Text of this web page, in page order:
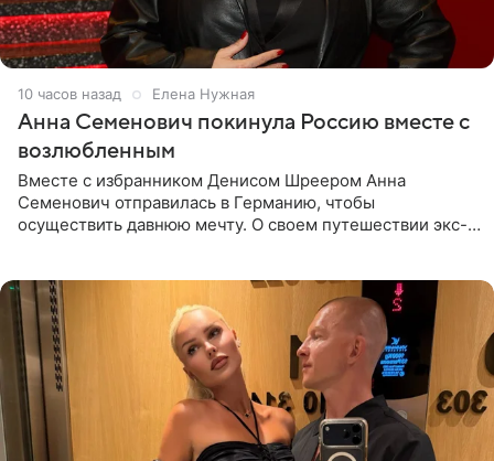
10 часов назад Елена Нужная
Анна Семенович покинула Россию вместе с
возлюбленным
Вместе с избранником Денисом Шреером Анна
Семенович отправилась в Германию, чтобы
осуществить давнюю мечту. О своем путешествии экс-